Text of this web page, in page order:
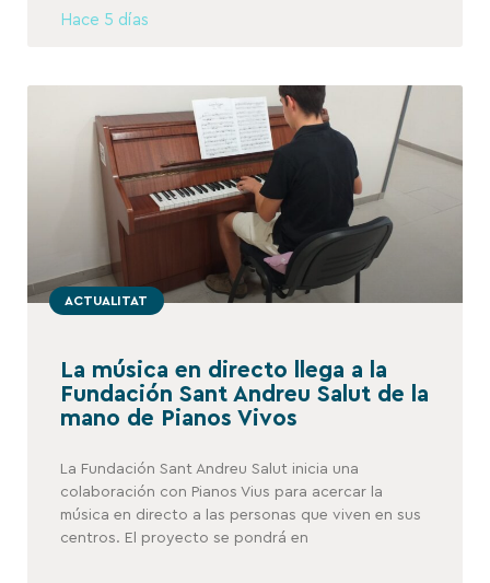
Hace 5 días
ACTUALITAT
La música en directo llega a la
Fundación Sant Andreu Salut de la
mano de Pianos Vivos
La Fundación Sant Andreu Salut inicia una
colaboración con Pianos Vius para acercar la
música en directo a las personas que viven en sus
centros. El proyecto se pondrá en